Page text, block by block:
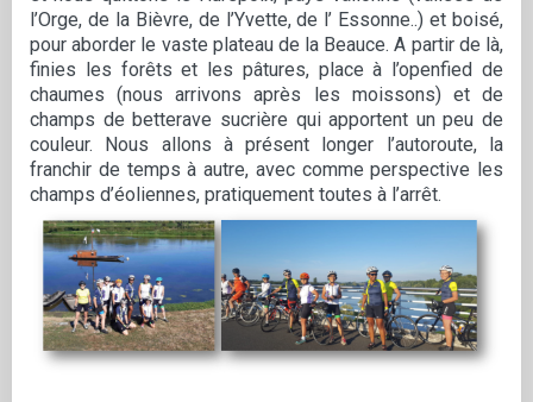
l’Orge, de la Bièvre, de l’Yvette, de l’ Essonne..) et boisé,
pour aborder le vaste plateau de la Beauce. A partir de là,
finies les forêts et les pâtures, place à l’openfied de
chaumes (nous arrivons après les moissons) et de
champs de betterave sucrière qui apportent un peu de
couleur. Nous allons à présent longer l’autoroute, la
franchir de temps à autre, avec comme perspective les
champs d’éoliennes, pratiquement toutes à l’arrêt.